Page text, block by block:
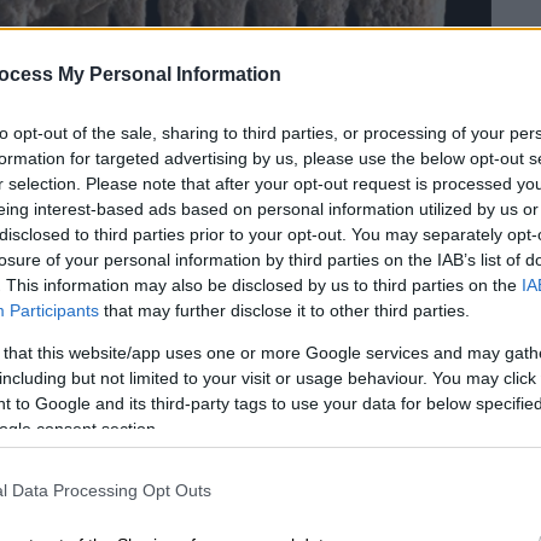
My Personal Information
opt-out of the sale, sharing to third parties, or processing of your
for targeted advertising by us, please use the below opt-out
selection. Please note that after your opt-out request is processed
interest-based ads based on personal information utilized by us
to third parties prior to your opt-out. You may separately
of your personal information by third parties on the IAB’s list of
This information may also be disclosed by us to third parties on the
Participants that may further disclose it to other third parties.
that this website/app uses one or more Google services and may
but not limited to your visit or usage behaviour. You may
to Google and its third-party tags to use your data for below
consent section.
Data Processing Opt Outs
of Biblical Archaeology/twitter
το ΕΘΝΟΣ στη Google
σε μια χτένα από
1700 π .Χ. Η επιγραφή είναι γραμμένη
την αρχαιότερη γλώσσα με αλφάβητο.
να ξεριζώσει τις ψείρες από τα μαλλιά και
λόγο για ανακάλυψη ορόσημο καθώς
μια ολοκληρωμένη πρόταση γραμμένη
of a Middle Bronze Age ivory